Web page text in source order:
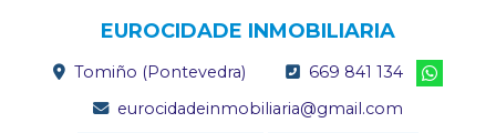
EUROCIDADE INMOBILIARIA
Tomiño (Pontevedra)
669 841 134
eurocidadeinmobiliaria@gmail.com